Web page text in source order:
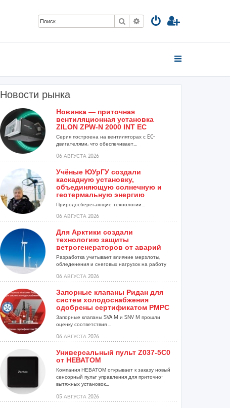
Поиск Расширенный поиск
Новости рынка
Новинка — приточная
вентиляционная установка
ZILON ZPW-N 2000 INT EC
Серия построена на вентиляторах с EC-
двигателями, что обеспечивает...
06 АВГУСТА 2026
Учёные ЮУрГУ создали
каскадную установку,
объединяющую солнечную и
геотермальную энергию
Природосберегающие технологии...
06 АВГУСТА 2026
Для Арктики создали
технологию защиты
ветрогенераторов от аварий
Разработка учитывает влияние мерзлоты,
обледенения и снеговых нагрузок на работу
06 АВГУСТА 2026
Запорные клапаны Ридан для
систем холодоснабжения
одобрены сертификатом РМРС
Запорные клапаны SVA M и SNV M прошли
оценку соответствия ...
06 АВГУСТА 2026
Универсальный пульт Z037-5C0
от НЕВАТОМ
Компания НЕВАТОМ открывает к заказу новый
сенсорный пульт управления для приточно-
вытяжных установок...
05 АВГУСТА 2026